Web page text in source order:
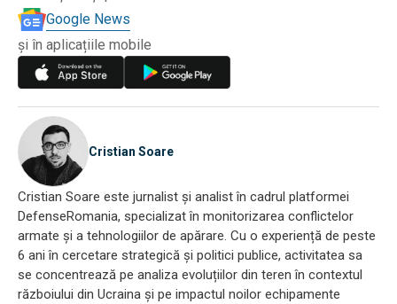
Google News
și în aplicațiile mobile
Cristian Soare
Cristian Soare este jurnalist și analist în cadrul platformei
DefenseRomania, specializat în monitorizarea conflictelor
armate și a tehnologiilor de apărare. Cu o experiență de peste
6 ani în cercetare strategică și politici publice, activitatea sa
se concentrează pe analiza evoluțiilor din teren în contextul
războiului din Ucraina și pe impactul noilor echipamente